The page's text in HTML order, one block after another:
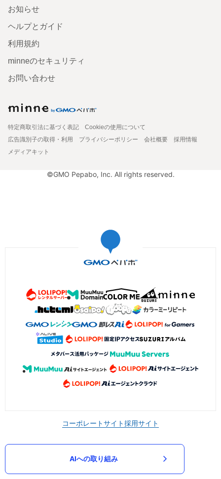
お知らせ
ヘルプとガイド
利用規約
minneのセキュリティ
お問い合わせ
特定商取引法に基づく表記
Cookieの使用について
広告識別子の取得・利用
プライバシーポリシー 会社概要
採用情報
メディアキット
©GMO Pepabo, Inc. All rights reserved.
コーポレートサイト採用サイト
AIへの取り組み